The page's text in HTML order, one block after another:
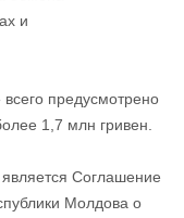
и
предусмотрено
1,7 млн гривен.
Соглашение
Молдова о